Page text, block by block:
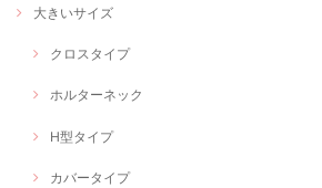
大きいサイズ
クロスタイプ
ホルターネック
H型タイプ
カバータイプ